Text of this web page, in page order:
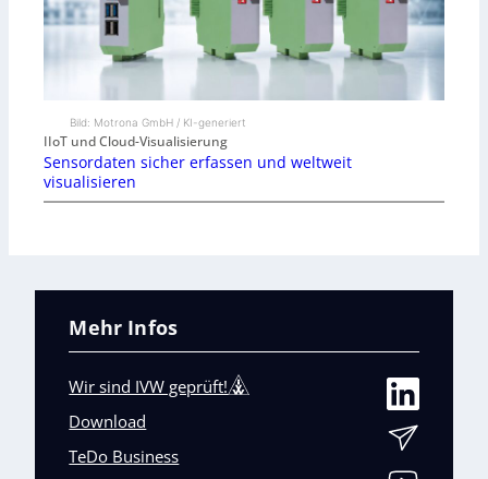
Bild: Motrona GmbH / KI-generiert
IIoT und Cloud-Visualisierung
Sensordaten sicher erfassen und weltweit
visualisieren
Mehr Infos
Wir sind IVW geprüft!
Download
TeDo Business